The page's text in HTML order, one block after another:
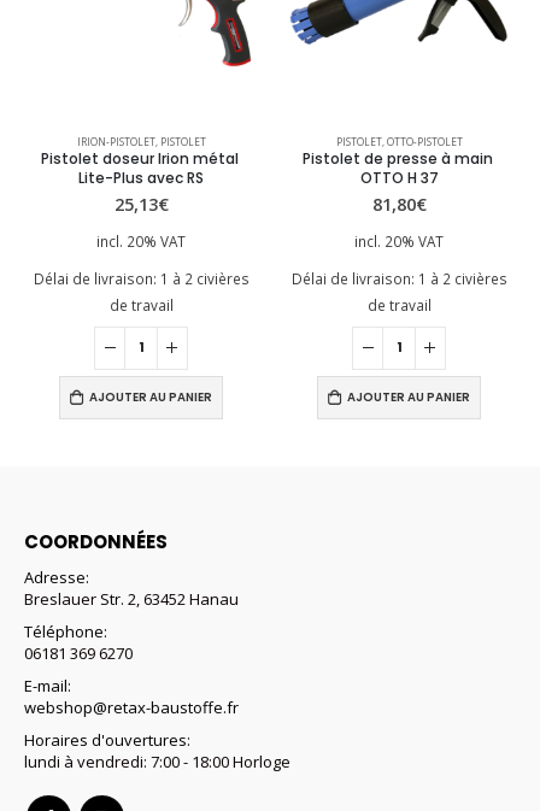
IRION-PISTOLET, PISTOLET
Pistolet doseur Irion métal
Lite-Plus avec RS
25,13€
incl. 20% VAT
Délai de livraison: 1 à 2 civières
de travail
AJOUTER AU PANIER
PISTOLET, OTTO-PISTOLET
Pistolet de presse à main
OTTO H 37
81,80€
incl. 20% VAT
Délai de livraison: 1 à 2 civières
de travail
AJOUTER AU PANIER
COORDONNÉES
Adresse:
Breslauer Str. 2, 63452 Hanau
Téléphone:
06181 369 6270
E-mail:
webshop@retax-baustoffe.fr
Horaires d'ouvertures:
lundi à vendredi: 7:00 - 18:00 Horloge